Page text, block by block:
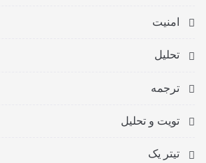
امنیت
تحلیل
ترجمه
تویت و تحلیل
تیتر یک